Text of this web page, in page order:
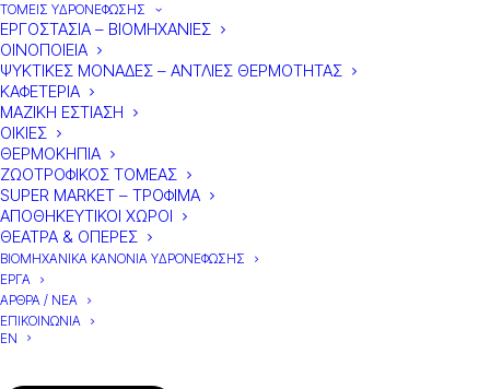
ΤΟΜΕΙΣ ΥΔΡΟΝΕΦΩΣΗΣ
ΕΡΓΟΣΤΑΣΙΑ – ΒΙΟΜΗΧΑΝΙΕΣ
ΟΙΝΟΠΟΙΕΙΑ
ΨΥΚΤΙΚΕΣ ΜΟΝΑΔΕΣ – ΑΝΤΛΙΕΣ ΘΕΡΜΟΤΗΤΑΣ
ΚΑΦΕΤΕΡΙΑ
ΜΑΖΙΚΗ ΕΣΤΙΑΣΗ
ΟΙΚΙΕΣ
ΘΕΡΜΟΚΗΠΙΑ
ΖΩΟΤΡΟΦΙΚΟΣ ΤΟΜΕΑΣ
SUPER MARKET – ΤΡΟΦΙΜΑ
ΑΠΟΘΗΚΕΥΤΙΚΟΙ ΧΩΡΟΙ
ΘΕΑΤΡΑ & ΟΠΕΡΕΣ
ΒΙΟΜΗΧΑΝΙΚΑ KANONIA ΥΔΡΟΝΕΦΩΣΗΣ
ΕΡΓΑ
ΑΡΘΡΑ / ΝΕΑ
ΕΠΙΚΟΙΝΩΝΙΑ
EN